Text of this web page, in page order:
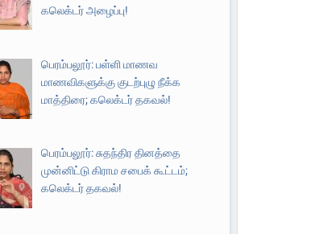
கலெக்டர் அழைப்பு!
பெரம்பலூர்: பள்ளி மாணவ
மாணவிகளுக்கு குடற்புழு நீக்க
மாத்திரை; கலெக்டர் தகவல்!
பெரம்பலூர்: சுதந்திர தினத்தை
முன்னிட்டு கிராம சபைக் கூட்டம்;
கலெக்டர் தகவல்!